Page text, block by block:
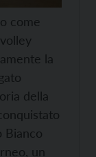
come
la
della
Bianco
un